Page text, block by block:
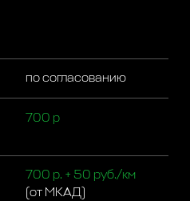
по согласованию
700 р
700 р. + 50 руб./км
(от МКАД)